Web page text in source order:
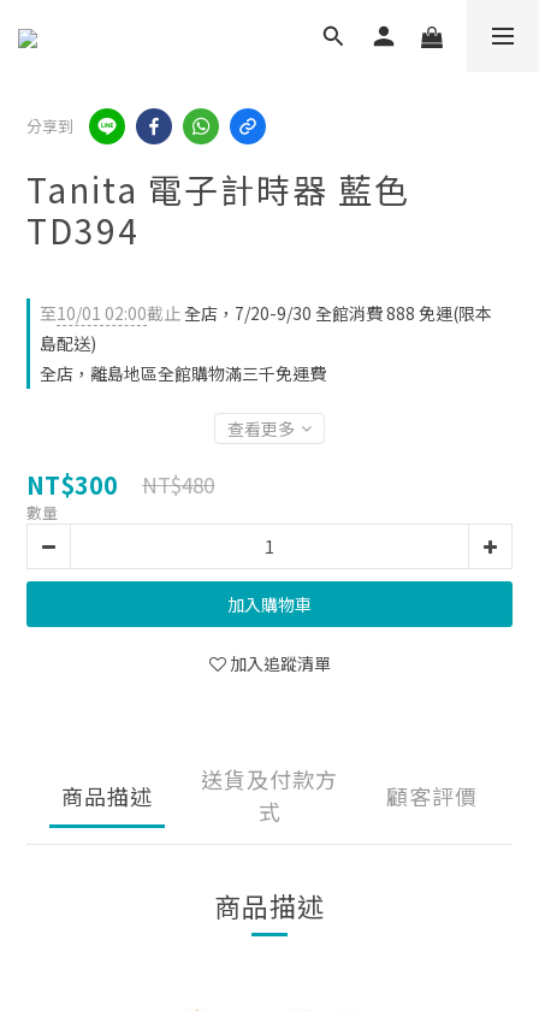
分享到
Tanita 電子計時器 藍色
TD394
至10/01 02:00截止全店，7/20-9/30 全館消費 888 免運(限本
島配送)
全店，離島地區全館購物滿三千免運費
查看更多
NT$300 NT$480
數量
加入購物車
加入追蹤清單
商品描述
送貨及付款方
式
顧客評價
商品描述